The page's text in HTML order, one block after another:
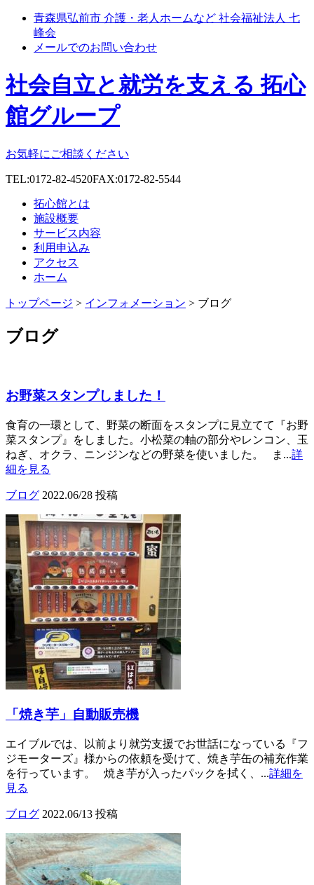
青森県弘前市 介護・老人ホームなど 社会福祉法人 七
峰会
メールでのお問い合わせ
社会自立と就労を支える 拓心
館グループ
お気軽にご相談ください
TEL:0172-82-4520FAX:0172-82-5544
拓心館とは
施設概要
サービス内容
利用申込み
アクセス
ホーム
トップページ > インフォメーション > ブログ
ブログ
お野菜スタンプしました！
食育の一環として、野菜の断面をスタンプに見立てて『お野
菜スタンプ』をしました。小松菜の軸の部分やレンコン、玉
ねぎ、オクラ、ニンジンなどの野菜を使いました。 ま...詳
細を見る
ブログ 2022.06/28 投稿
「焼き芋」自動販売機
エイブルでは、以前より就労支援でお世話になっている『フ
ジモーターズ』様からの依頼を受けて、焼き芋缶の補充作業
を行っています。 焼き芋が入ったパックを拭く、...詳細を
見る
ブログ 2022.06/13 投稿